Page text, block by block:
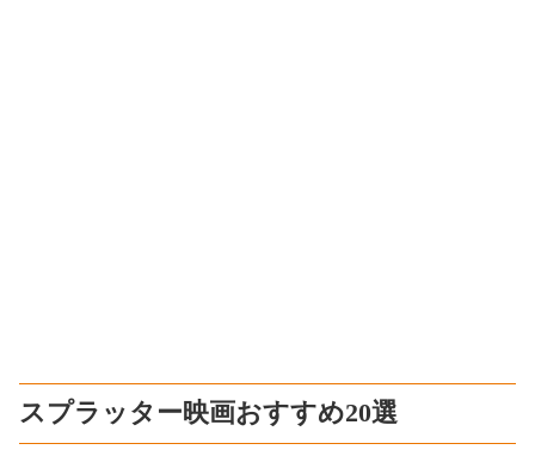
スプラッター映画おすすめ20選